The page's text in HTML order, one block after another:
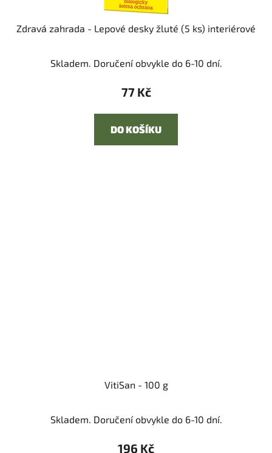
Zdravá zahrada - Lepové desky žluté (5 ks) interiérové
Skladem. Doručení obvykle do 6-10 dní.
77 Kč
DO KOŠÍKU
VitiSan - 100 g
Skladem. Doručení obvykle do 6-10 dní.
196 Kč